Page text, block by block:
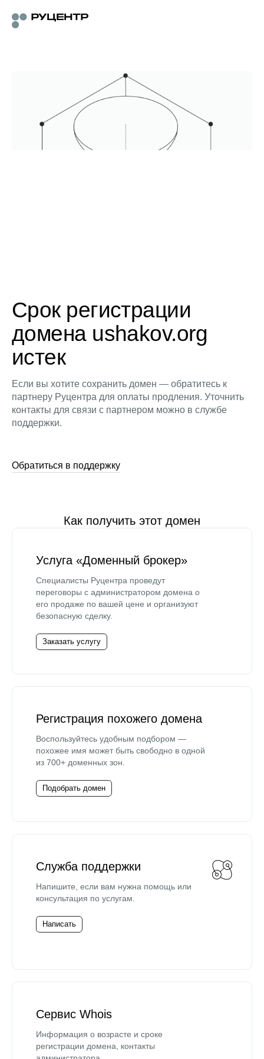
Срок регистрации
домена ushakov.org
истек
Если вы хотите сохранить домен — обратитесь к
партнеру Руцентра для оплаты продления. Уточнить
контакты для связи с партнером можно в службе
поддержки.
Обратиться в поддержку
Как получить этот домен
Услуга «Доменный брокер»
Специалисты Руцентра проведут
переговоры с администратором домена о
его продаже по вашей цене и организуют
безопасную сделку.
Заказать услугу
Регистрация похожего домена
Воспользуйтесь удобным подбором —
похожее имя может быть свободно в одной
из 700+ доменных зон.
Подобрать домен
Служба поддержки
Напишите, если вам нужна помощь или
консультация по услугам.
Написать
Сервис Whois
Информация о возрасте и сроке
регистрации домена, контакты